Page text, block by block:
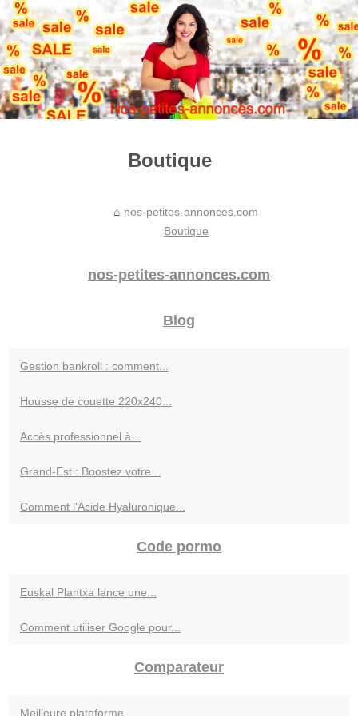
Boutique
nos-petites-annonces.com
Boutique
nos-petites-annonces.com
Blog
Gestion bankroll : comment...
Housse de couette 220x240...
Accès professionnel à...
Grand-Est : Boostez votre...
Comment l'Acide Hyaluronique...
Code pormo
Euskal Plantxa lance une...
Comment utiliser Google pour...
Comparateur
Meilleure plateforme...